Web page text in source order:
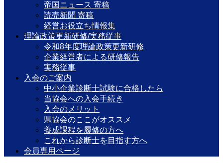
帝国ニュース 寄稿
読売新聞 寄稿
経営お役立ち情報集
理論政策更新研修/実務従事
令和8年度理論政策更新研修
企業経営者による研修報告
実務従事
入会のご案内
中小企業診断士試験に合格したら
当協会への入会手続き
入会のメリット
県協会のここがオススメ
養成課程を履修の方へ
これから診断士を目指す方へ
会員専用ページ